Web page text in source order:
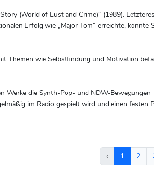
(World of Lust and Crime)“ (1989). Letzteres
Erfolg wie „Major Tom“ erreichte, konnte
Themen wie Selbstfindung und Motivation
Werke die Synth-Pop- und NDW-Bewegungen
im Radio gespielt wird und einen festen
‹ 1 2